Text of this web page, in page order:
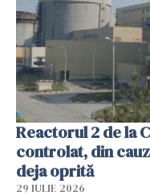
Reactorul 2 de la
controlat, din
deja oprită
29 IULIE 2026